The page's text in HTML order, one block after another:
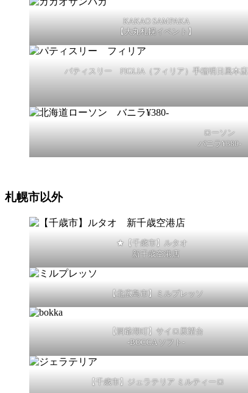
KAKAO SAMPAKA
【大丸札幌イベント】
パティスリー FIGLIA（フィリア）手稲明日風本店
ローソン
バニラ¥380-
札幌市以外
★【千歳市】ルタオ
新千歳空港店
【北広島市】ミルプレッソ
【洞爺湖町】サイロ展望台
-BOCCA ソフト-
【千歳市】ジェラテリア ミルティーロ